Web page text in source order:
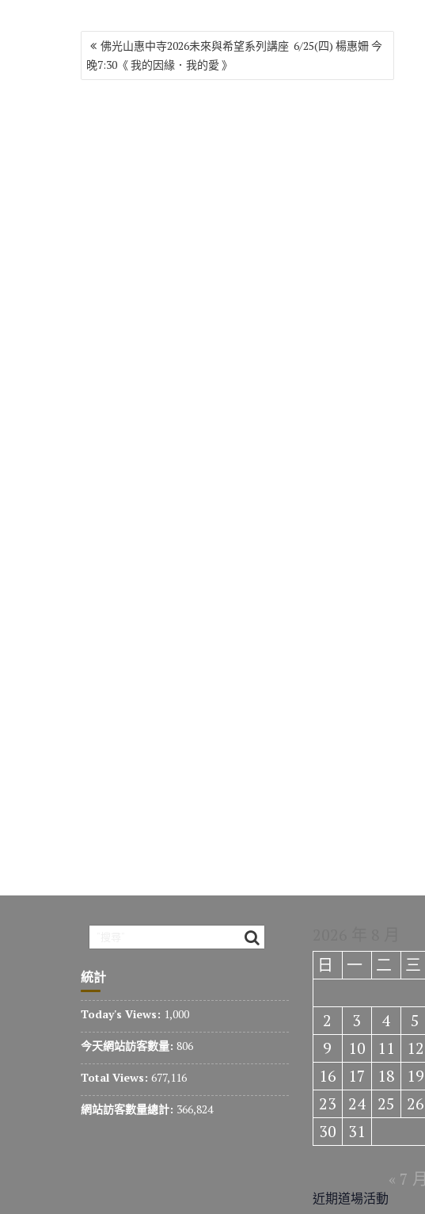
文
章
導
佛光山惠中寺2026未來與希望系列講座 6/25(四) 楊惠姍 今
晚7:30《 我的因緣．我的愛 》
統計
Today's Views: 1,000
今天網站訪客數量: 806
Total Views: 677,116
網站訪客數量總計: 366,824
日
一 二 三
2
3 4 5
9
10 11 12
16
17 18 19
23
24 25 26
30
31
« 7 月
近期道場活動